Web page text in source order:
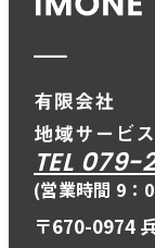
TEL
(営業時間 9：
〒670-0974